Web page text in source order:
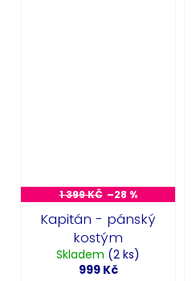
1 399 KČ –28 %
Kapitán - pánský
kostým
Skladem (2 ks)
999 Kč